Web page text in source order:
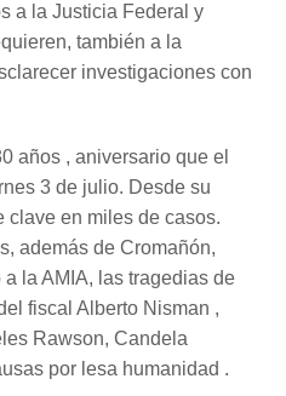
a la Justicia Federal y
también a la
investigaciones con
años , aniversario que el
3 de julio. Desde su
clave en miles de casos.
además de Cromañón,
la AMIA, las tragedias de
fiscal Alberto Nisman ,
Rawson, Candela
por lesa humanidad .